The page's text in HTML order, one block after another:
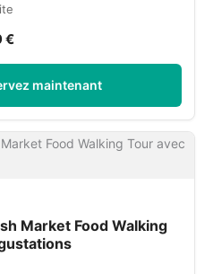
€
maintenant
Market Food Walking